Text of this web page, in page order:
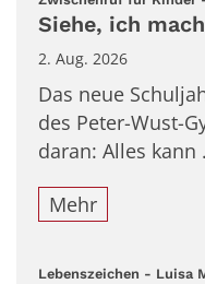
Siehe, ich
2. Aug. 2026
Das neue
des Peter-Wust-
daran: Alles kann
Mehr
Lebenszeichen - Luisa